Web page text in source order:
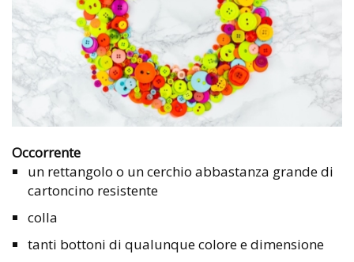
Occorrente
un rettangolo o un cerchio abbastanza grande di
cartoncino resistente
colla
tanti bottoni di qualunque colore e dimensione